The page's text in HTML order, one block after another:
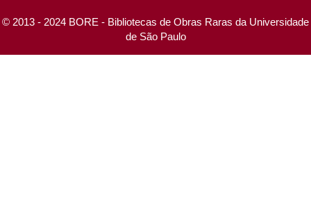
© 2013 - 2024 BORE - Bibliotecas de Obras Raras da Universidade
de São Paulo